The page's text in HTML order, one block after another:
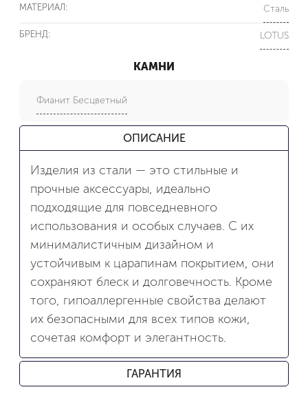
МАТЕРИАЛ: Сталь
БРЕНД: LOTUS
КАМНИ
Фианит Бесцветный
ОПИСАНИЕ
Изделия из стали — это стильные и
прочные аксессуары, идеально
подходящие для повседневного
использования и особых случаев. С их
минималистичным дизайном и
устойчивым к царапинам покрытием, они
сохраняют блеск и долговечность. Кроме
того, гипоаллергенные свойства делают
их безопасными для всех типов кожи,
сочетая комфорт и элегантность.
ГАРАНТИЯ